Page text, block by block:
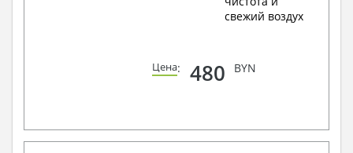
свежий воздух
Цена: 480 BYN